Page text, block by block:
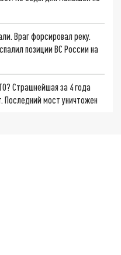
Враг форсировал реку.
позиции ВС России на
Страшнейшая за 4 года
Последний мост уничтожен